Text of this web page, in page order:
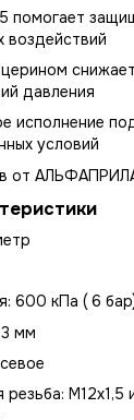
помогает
воздействий
давления
исполнение
условий
от
600 кПа ( 6
мм
М12х1,5